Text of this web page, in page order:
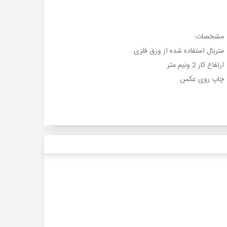
مشخصات:
متریال استفاده شده از ورق فلزی
ارتفاع کار 2 ونیم متر
چاپ روی عکس